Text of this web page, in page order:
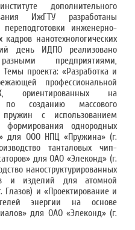
дополнительного
ИжГТУ разработаны
инженерно-
кадров нанотехнологических
день ИДПО реализовано
предприятиями,
проекта: «Разработка и
профессиональной
ориентированных на
по созданию массового
пружин с использованием
формирования однородных
для ООО НПЦ «Пружина» (г.
танталовых чип-
для ОАО «Элеконд» (г.
наноструктурированных
и изделий для атомной
и «Проектирование и
энергии на основе
для ОАО «Элеконд» (г.